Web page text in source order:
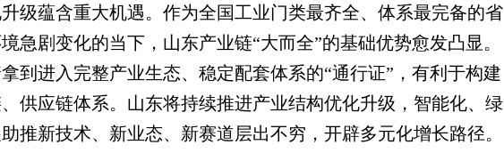
蕴含重大机遇。作为全国工业门类最齐全、体系最完备的省
急剧变化的当下，山东产业链“大而全”的基础优势愈发凸显。
到进入完整产业生态、稳定配套体系的“通行证”，有利于构建
供应链体系。山东将持续推进产业结构优化升级，智能化、绿
推新技术、新业态、新赛道层出不穷，开辟多元化增长路径。